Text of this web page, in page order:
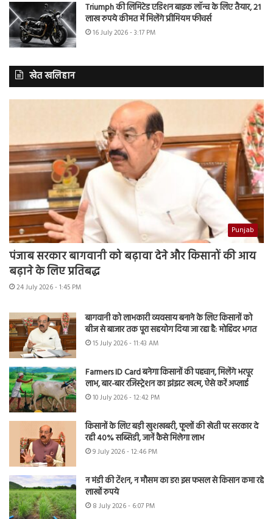
Triumph की लिमिटेड एडिशन बाइक लॉन्च के लिए तैयार, 21
लाख रुपये कीमत में मिलेंगे प्रीमियम फीचर्स
16 July 2026 - 3:17 PM
खेत खलिहान
Punjab
पंजाब सरकार बागवानी को बढ़ावा देने और किसानों की आय
बढ़ाने के लिए प्रतिबद्ध
24 July 2026 - 1:45 PM
बागवानी को लाभकारी व्यवसाय बनाने के लिए किसानों को
बीज से बाजार तक पूरा सहयोग दिया जा रहा है: मोहिंदर भगत
15 July 2026 - 11:43 AM
Farmers ID Card बनेगा किसानों की पहचान, मिलेंगे भरपूर
लाभ, बार-बार रजिस्ट्रेशन का झंझट खत्म, ऐसे करें अप्लाई
10 July 2026 - 12:42 PM
किसानों के लिए बड़ी खुशखबरी, फूलों की खेती पर सरकार दे
रही 40% सब्सिडी, जानें कैसे मिलेगा लाभ
9 July 2026 - 12:46 PM
न मंडी की टेंशन, न मौसम का डर! इस फसल से किसान कमा रहे
लाखों रुपये
8 July 2026 - 6:07 PM